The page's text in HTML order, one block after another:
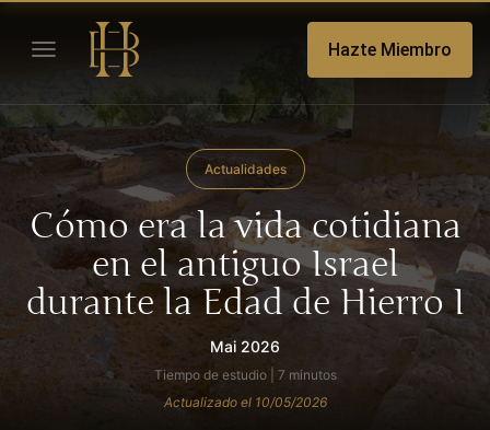
Hazte Miembro
Actualidades
Cómo era la vida cotidiana
en el antiguo Israel
durante la Edad de Hierro I
Mai 2026
Tiempo de estudio | 7 minutos
Actualizado el 10/05/2026